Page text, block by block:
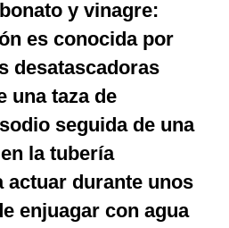
y vinagre:
es conocida por
desatascadoras
una taza de
seguida de una
la tubería
actuar durante unos
enjuagar con agua